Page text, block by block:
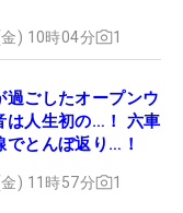
) 10時04分 1
過ごしたオープンウ
人生初の…！ 六車
でとんぼ返り…！
) 11時57分 1